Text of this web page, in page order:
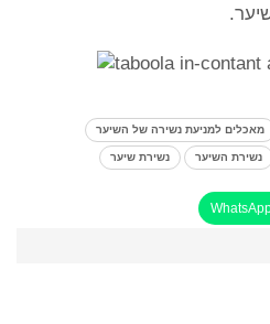
מאכלים למניעת נשירה של השיער
נשירת השיער נשירת שיער